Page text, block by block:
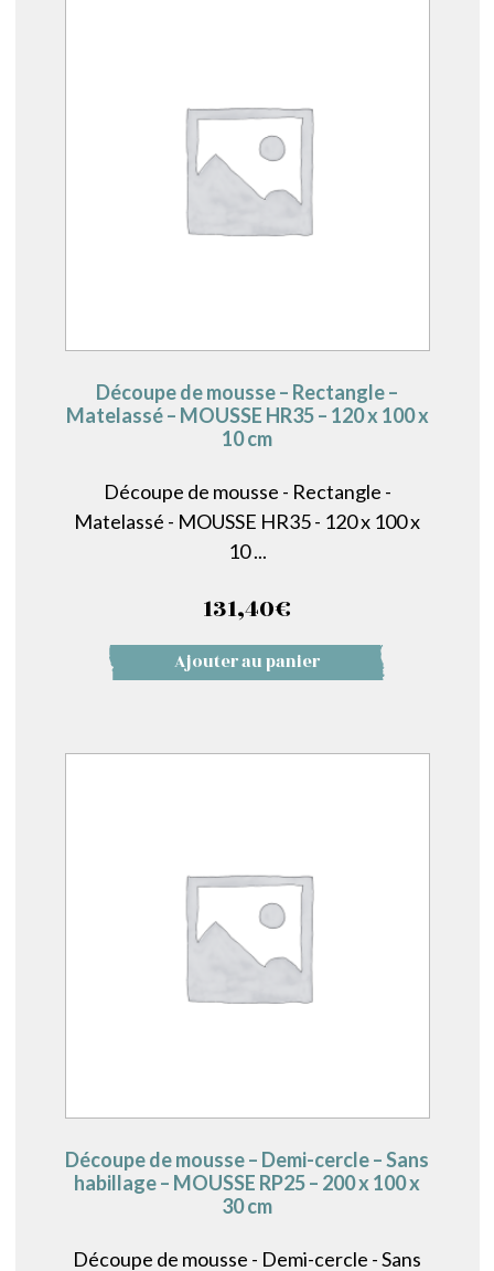
Découpe de mousse – Rectangle –
Matelassé – MOUSSE HR35 – 120 x 100 x
10 cm
Découpe de mousse - Rectangle -
Matelassé - MOUSSE HR35 - 120 x 100 x
10 ...
131,40€
Ajouter au panier
Découpe de mousse – Demi-cercle – Sans
habillage – MOUSSE RP25 – 200 x 100 x
30 cm
Découpe de mousse - Demi-cercle - Sans